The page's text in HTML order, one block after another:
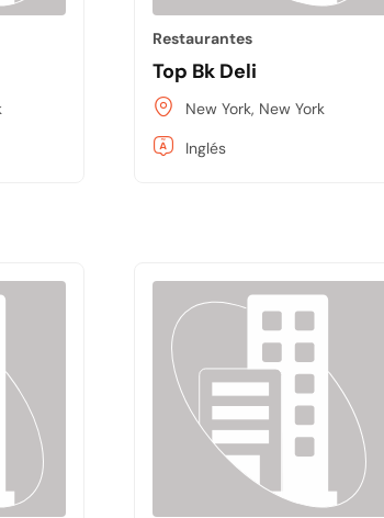
Restaurantes
Top Bk Deli
New York, New York
Inglés